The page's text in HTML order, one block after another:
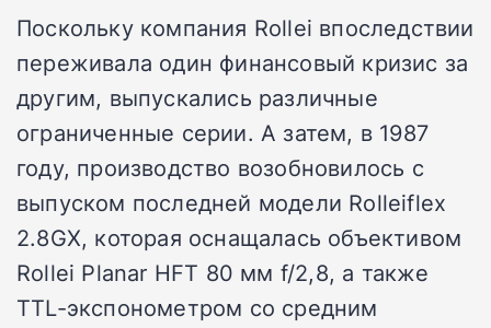
Поскольку компания Rollei впоследствии
переживала один финансовый кризис за
другим, выпускались различные
ограниченные серии. А затем, в 1987
году, производство возобновилось с
выпуском последней модели Rolleiflex
2.8GX, которая оснащалась объективом
Rollei Planar HFT 80 мм f/2,8, а также
TTL-экспонометром со средним